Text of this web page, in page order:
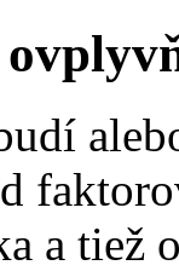
a tiež